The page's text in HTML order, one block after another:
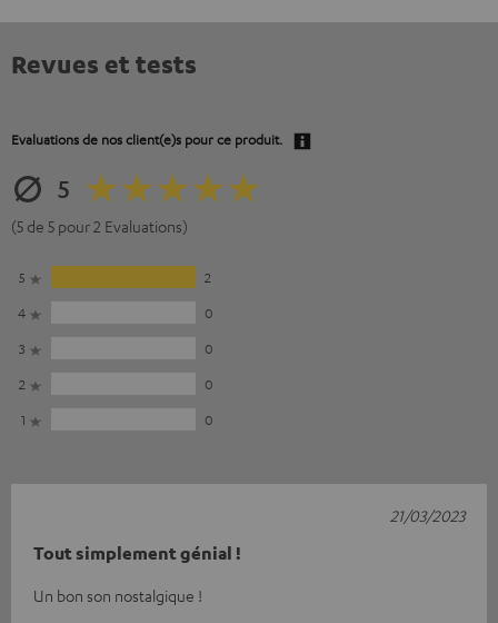
Revues et tests
Evaluations de nos client(e)s pour ce produit.
5
(5 de 5 pour 2 Evaluations)
5
2
4
0
3
0
2
0
1
0
Tout simplement génial !
Un bon son nostalgique !
21/03/2023